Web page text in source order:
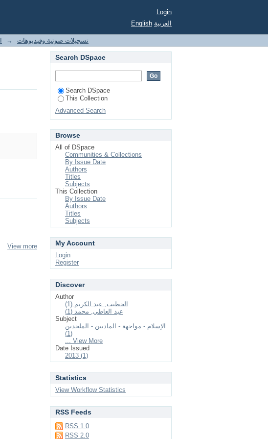
Login
English العربية
تسجيلات صوتية وفيديوهات →
View more
Search DSpace
Search DSpace
This Collection
Advanced Search
Browse
All of DSpace
Communities & Collections
By Issue Date
Authors
Titles
Subjects
This Collection
By Issue Date
Authors
Titles
Subjects
My Account
Login
Register
Discover
Author
الخطيب, عبد الكريم (1)
عبد العاطي, محمد (1)
Subject
الإسلام - مواجهة - الماديين - الملحدين
(1)
... View More
Date Issued
2013 (1)
Statistics
View Workflow Statistics
RSS Feeds
RSS 1.0
RSS 2.0